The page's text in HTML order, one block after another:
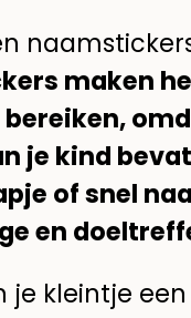
maken
je kind
of snel
en
je kleintje